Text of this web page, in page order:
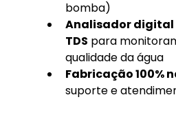
bomba)
Analisador digital
TDS para
qualidade da água
Fabricação 100%
suporte e